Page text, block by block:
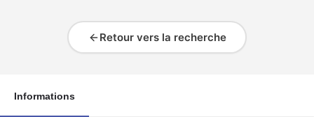
Retour vers la recherche
Informations